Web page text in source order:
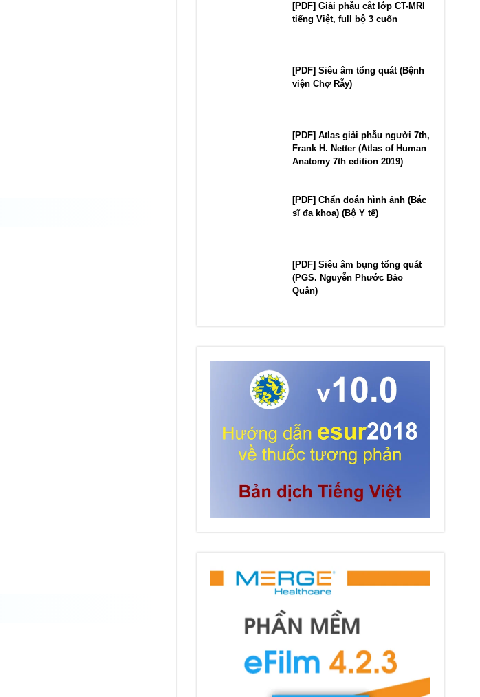
[PDF] Giải phẫu cắt lớp CT-MRI
tiếng Việt, full bộ 3 cuốn
[PDF] Siêu âm tổng quát (Bệnh
viện Chợ Rẫy)
[PDF] Atlas giải phẫu người 7th,
Frank H. Netter (Atlas of Human
Anatomy 7th edition 2019)
[PDF] Chẩn đoán hình ảnh (Bác
sĩ đa khoa) (Bộ Y tế)
[PDF] Siêu âm bụng tổng quát
(PGS. Nguyễn Phước Bảo
Quân)